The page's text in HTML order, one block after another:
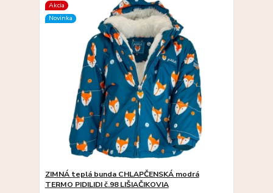
Akcia
Novinka
ZIMNÁ teplá bunda CHLAPČENSKÁ modrá
TERMO PIDILIDI č.98 LIŠIAČIKOVIA